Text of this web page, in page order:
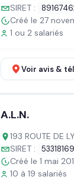
SIRET :
Créé le 27
1 ou 2 salariés
Voir avis &
A.L.N.
193 ROUTE DE
SIRET :
Créé le 1 mai
10 à 19 salariés